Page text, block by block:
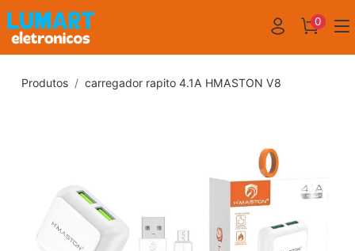
0
Produtos carregador rapito 4.1A HMASTON V8